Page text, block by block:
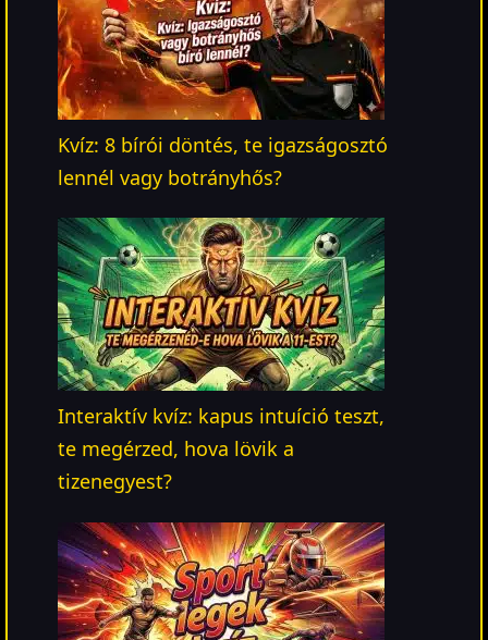
Kvíz: 8 bírói döntés, te igazságosztó
lennél vagy botrányhős?
Interaktív kvíz: kapus intuíció teszt,
te megérzed, hova lövik a
tizenegyest?